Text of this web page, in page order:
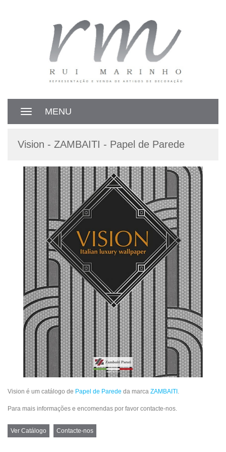
Toggle
MENU
Vision - ZAMBAITI - Papel de Parede
Vision é um catálogo de Papel de Parede da marca ZAMBAITI .
Para mais informações e encomendas por favor contacte-nos.
Ver Catálogo Contacte-nos